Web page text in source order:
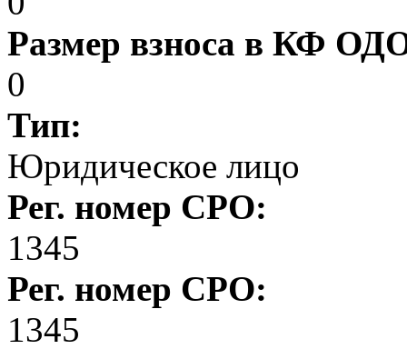
Размер взноса в КФ
0
Тип:
Юридическое лицо
Рег. номер СРО:
1345
Рег. номер СРО:
1345